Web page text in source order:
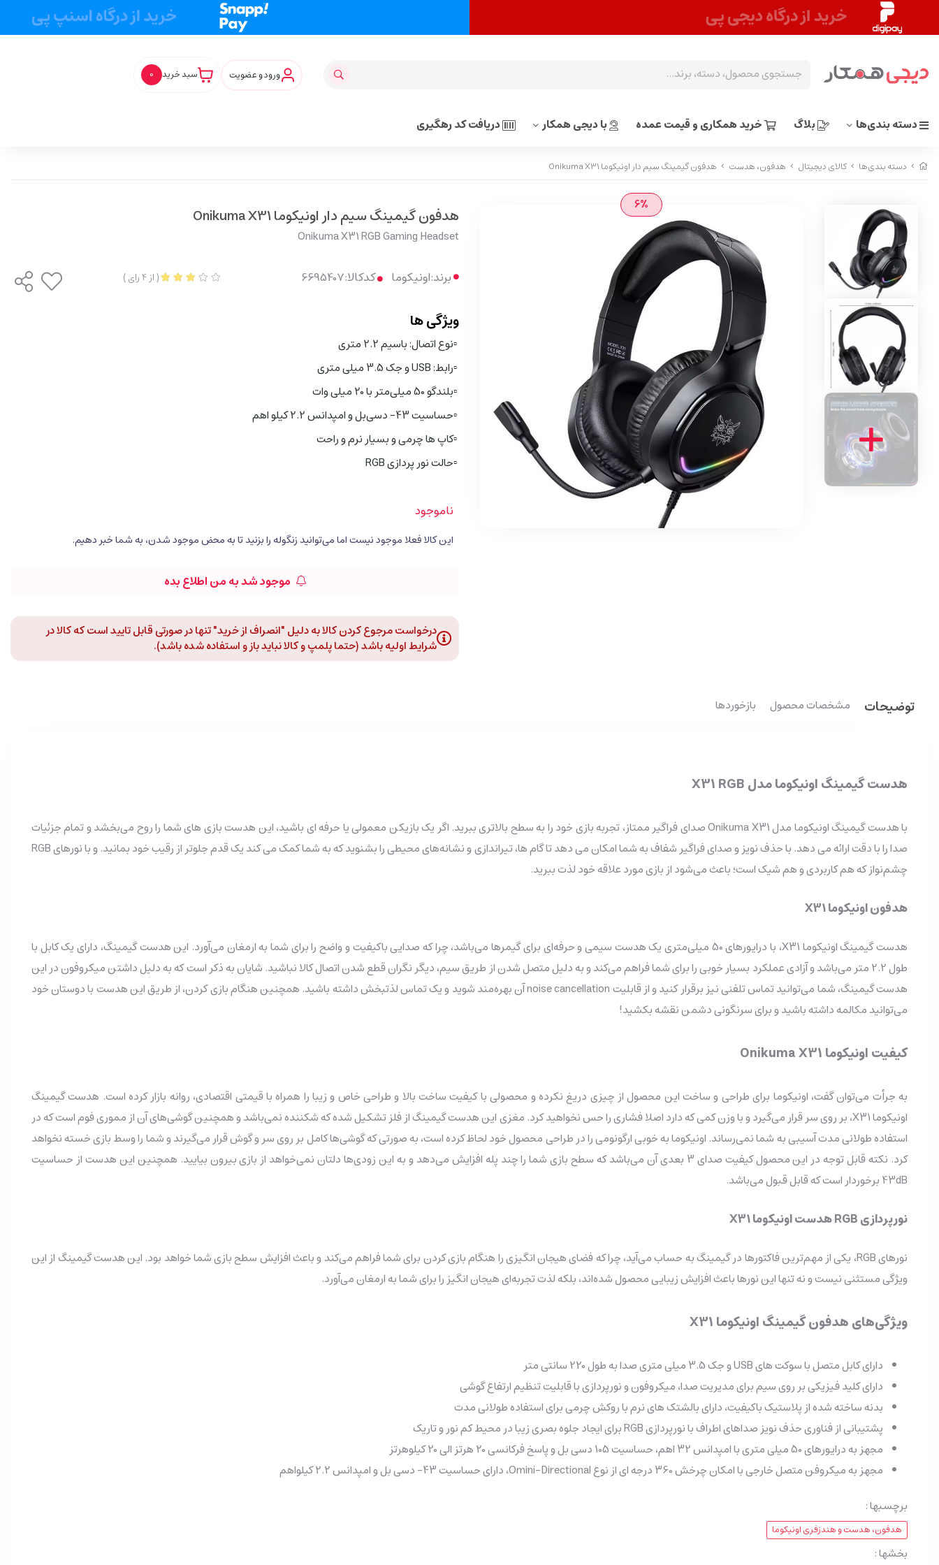
ورود و عضویت سبد خرید 0
دسته بندی‌ها بلاگ خرید همکاری و قیمت عمده با دیجی همکار دریافت کد رهگیری
دسته بندی‌ها کالای دیجیتال هدفون، هدست هدفون گیمینگ سیم دار اونیکوما Onikuma X31
6% هدفون گیمینگ سیم دار اونیکوما Onikuma X31
Onikuma X31 RGB Gaming Headset
برند:اونیکوما کدکالا: (از 4رای)
ویژگی ها
▫️نوع اتصال: باسیم 2.2 متری
▫️رابط: USB و جک 3.5 میلی متری
▫️بلندگو 50 میلی‌متر با 20 میلی‌ وات
▫️حساسیت 43- دسی‌بل و امپدانس 2.2 کیلو اهم
▫️کاپ ها چرمی و بسیار نرم و راحت
▫️حالت نور پردازی RGB
ناموجود
موجود شد به من اطلاع بده
درخواست مرجوع کردن کالا به دلیل "انصراف از خرید" تنها در صورتی قابل تایید است که کالا در
شرایط اولیه باشد (حتما پلمپ و کالا نباید باز و استفاده شده باشد).
توضیحات مشخصات محصول بازخوردها
هدست گیمینگ اونیکوما مدل X31 RGB
با هدست گیمینگ اونیکوما مدل Onikuma X31 صدای فراگیر ممتاز، تجربه بازی خود را به سطح بالاتری ببرید. اگر یک بازیکن معمولی یا حرفه ای باشید، این هدست بازی های شما را روح می‌بخشد و تمام جزئیات
صدا را با دقت ارائه می دهد. با حذف نویز و صدای فراگیر شفاف به شما امکان می دهد تا گام ها، تیراندازی و نشانه‌های محیطی را بشنوید که به شما کمک می کند یک قدم جلوتر از رقیب خود بمانید. و با نورهای RGB
چشم‌نواز که هم کاربردی و هم شیک است؛ باعث می‌شود از بازی مورد علاقه خود لذت ببرید.
هدفون اونیکوما X31
هدست گیمینگ اونیکوما X31، با درایورهای 50 میلی‌متری یک هدست سیمی و حرفه‌ای برای گیمرها می‌باشد، چرا که صدایی باکیفیت و واضح را برای شما به ارمغان می‌آورد. این هدست گیمینگ، دارای یک کابل با
طول 2.2 متر می‌باشد و آزادی عملکرد بسیار خوبی را برای شما فراهم می‌کند و به دلیل متصل شدن از طریق سیم، دیگر نگران قطع شدن اتصال کالا نباشید. شایان به ذکر است که به دلیل داشتن میکروفون در این
هدست گیمینگ، شما می‌توانید تماس تلفنی نیز برقرار کنید و از قابلیت noise cancellation آن بهره‌مند شوید و یک تماس لذتبخش داشته باشید. همچنین هنگام بازی کردن، از طریق این هدست با دوستان خود
می‌توانید مکالمه داشته باشید و برای سرنگونی دشمن نقشه بکشید!
کیفیت اونیکوما Onikuma X31
به جرأت می‌توان گفت، اونیکوما برای طراحی و ساخت این محصول از چیزی دریغ نکرده و محصولی با کیفیت ساخت بالا و طراحی خاص و زیبا را همراه با قیمتی اقتصادی، روانه بازار کرده است. هدست گیمینگ
اونیکوما X31، بر روی سر قرار می‌گیرد و با وزن کمی که دارد اصلا فشاری را حس نخواهید کرد. مغزی این هدست گیمینگ از فلز تشکیل شده که شکننده نمی‌باشد و همچنین گوشی‌های آن از مموری فوم است که در
استفاده طولانی مدت آسیبی به شما نمی‌رساند. اونیکوما به خوبی ارگونومی را در طراحی محصول خود لحاظ کرده است، به صورتی که گوشی‌ها کامل بر روی سر و گوش قرار می‌گیرند و شما را وسط بازی خسته نخواهد
کرد. نکته قابل توجه در این محصول کیفیت صدای 3 بعدی آن می‌باشد که سطح بازی شما را چند پله افزایش می‌دهد و به این زودی‌ها دلتان نمی‌خواهد از بازی بیرون بیایید. همچنین این هدست از حساسیت
43dB برخوردار است که قابل قبول می‌باشد.
نورپردازی RGB هدست اونیکوما X31
نورهای RGB، یکی از مهم‌ترین فاکتورها در گیمینگ به حساب می‌آید، چرا که فضای هیجان انگیزی را هنگام بازی کردن برای شما فراهم می‌کند و باعث افزایش سطح بازی شما خواهد بود. این هدست گیمینگ از این
ویژگی مستثنی نیست و نه تنها این نورها باعث افزایش زیبایی محصول شده‌اند، بلکه لذت تجربه‌ای هیجان انگیز را برای شما به ارمغان می‌آورد.
ویژگی‌های هدفون گیمینگ اونیکوما X31
دارای کابل متصل با سوکت های USB و جک 3.5 میلی متری صدا به طول 220 سانتی متر
دارای کلید فیزیکی بر روی سیم برای مدیریت صدا، میکروفون و نورپردازی با قابلیت تنظیم ارتفاع گوشی
بدنه ساخته شده از پلاستیک باکیفیت، دارای بالشتک های نرم با روکش چرمی برای استفاده طولانی مدت
پشتیبانی از فناوری حذف نویز صداهای اطراف با نورپردازی RGB برای ایجاد جلوه بصری زیبا در محیط کم نور و تاریک
مجهز به درایورهای 50 میلی متری با امپدانس 32 اهم، حساسیت 105 دسی بل و پاسخ فرکانسی 20 هرتز الی 20 کیلوهرتز
مجهز به میکروفن متصل خارجی با امکان چرخش 360 درجه ای از نوع Omini-Directional، دارای حساسیت 43- دسی بل و امپدانس 2.2 کیلو‌اهم
برچسبها :
هدفون، هدست و هندزفری اونیکوما
بخشها :